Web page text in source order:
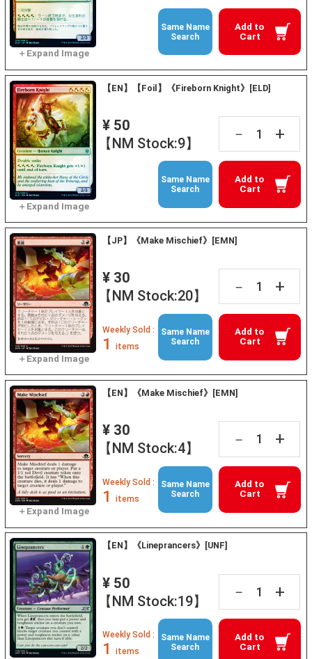
Add to
Cart
Same Name
Search
【EN】【Foil】《Fireborn Knight》[ELD]
¥ 50
【NM Stock:9】
－ +
Add to
Cart
Same Name
Search
【JP】《Make Mischief》[EMN]
¥ 30
【NM Stock:20】
－ +
Add to
Cart
Weekly Sold :
1 items
Same Name
Search
【EN】《Make Mischief》[EMN]
¥ 30
【NM Stock:4】
－ +
Add to
Cart
Weekly Sold :
1 items
Same Name
Search
【EN】《Lineprancers》[UNF]
¥ 50
【NM Stock:19】
－ +
Add to
Cart
Weekly Sold :
1 items
Same Name
Search